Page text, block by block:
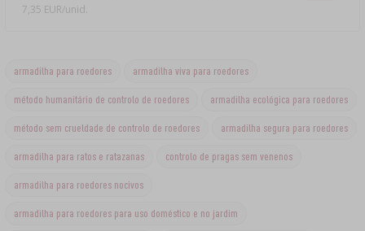
7,35 EUR/unid.
armadilha para roedores armadilha viva para roedores
método humanitário de controlo de roedores armadilha ecológica para roedores
método sem crueldade de controlo de roedores armadilha segura para roedores
armadilha para ratos e ratazanas controlo de pragas sem venenos
armadilha para roedores nocivos
armadilha para roedores para uso doméstico e no jardim